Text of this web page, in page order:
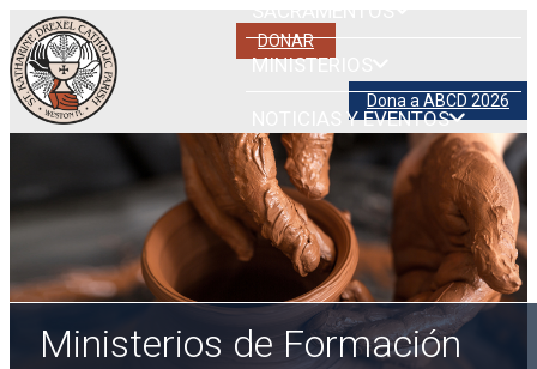
DONAR
Dona a ABCD 2026
MINISTERIOS
NOTICIAS Y EVENTOS
Ministerios de Formación